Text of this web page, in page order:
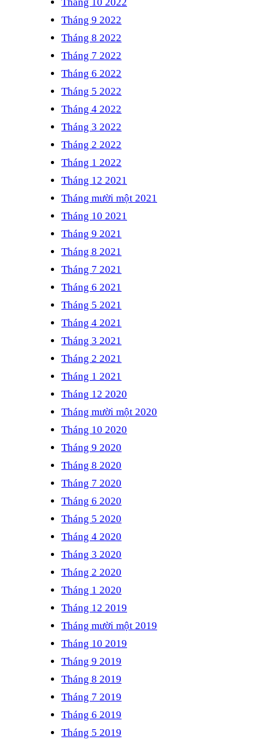
Tháng 9 2022
Tháng 8 2022
Tháng 7 2022
Tháng 6 2022
Tháng 5 2022
Tháng 4 2022
Tháng 3 2022
Tháng 2 2022
Tháng 1 2022
Tháng 12 2021
Tháng mười một 2021
Tháng 10 2021
Tháng 9 2021
Tháng 8 2021
Tháng 7 2021
Tháng 6 2021
Tháng 5 2021
Tháng 4 2021
Tháng 3 2021
Tháng 2 2021
Tháng 1 2021
Tháng 12 2020
Tháng mười một 2020
Tháng 10 2020
Tháng 9 2020
Tháng 8 2020
Tháng 7 2020
Tháng 6 2020
Tháng 5 2020
Tháng 4 2020
Tháng 3 2020
Tháng 2 2020
Tháng 1 2020
Tháng 12 2019
Tháng mười một 2019
Tháng 10 2019
Tháng 9 2019
Tháng 8 2019
Tháng 7 2019
Tháng 6 2019
Tháng 5 2019